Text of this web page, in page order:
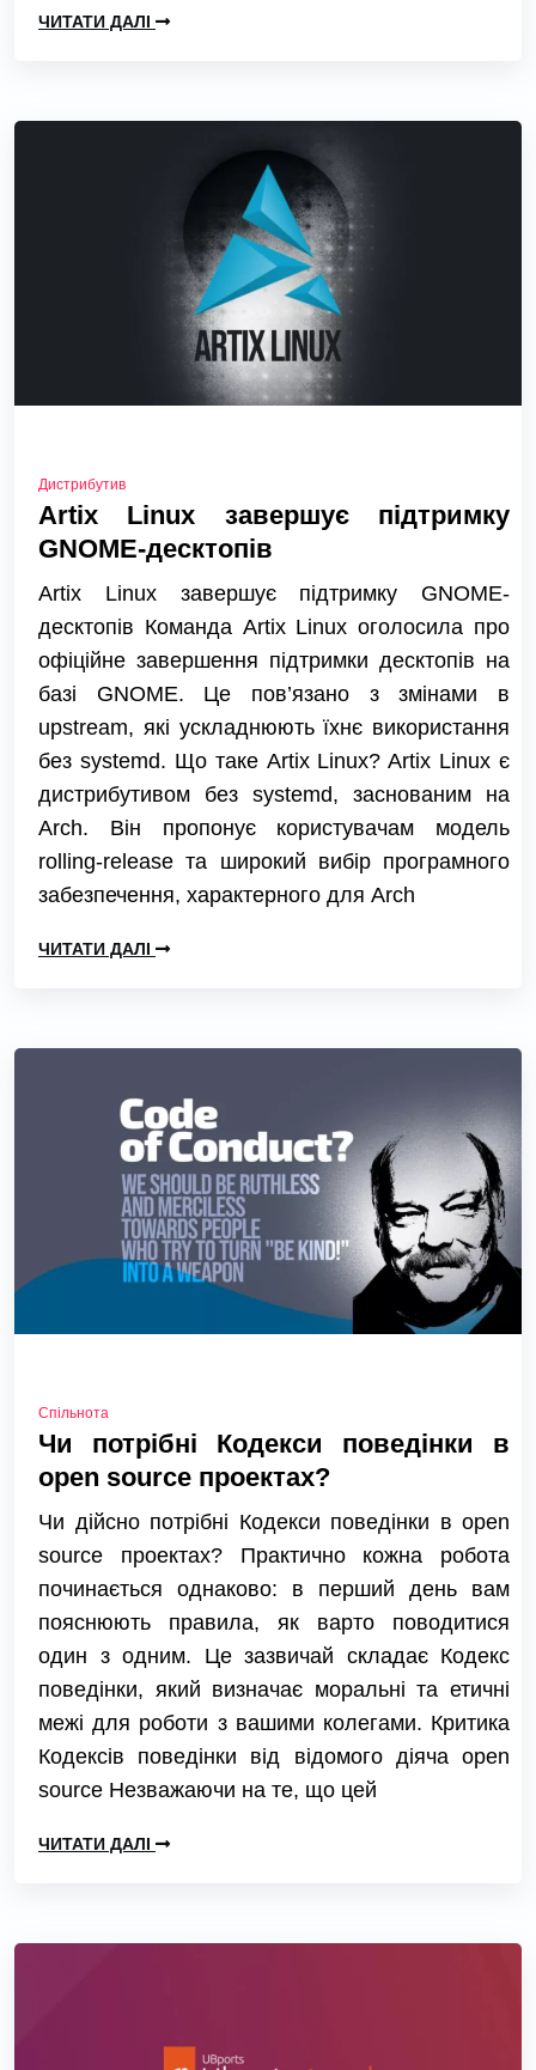
ЧИТАТИ ДАЛІ
Дистрибутив
Artix Linux завершує підтримку
GNOME-десктопів
Artix Linux завершує підтримку GNOME-
десктопів Команда Artix Linux оголосила про
офіційне завершення підтримки десктопів на
базі GNOME. Це пов’язано з змінами в
upstream, які ускладнюють їхнє використання
без systemd. Що таке Artix Linux? Artix Linux є
дистрибутивом без systemd, заснованим на
Arch. Він пропонує користувачам модель
rolling-release та широкий вибір програмного
забезпечення, характерного для Arch
ЧИТАТИ ДАЛІ
Спільнота
Чи потрібні Кодекси поведінки в
open source проектах?
Чи дійсно потрібні Кодекси поведінки в open
source проектах? Практично кожна робота
починається однаково: в перший день вам
пояснюють правила, як варто поводитися
один з одним. Це зазвичай складає Кодекс
поведінки, який визначає моральні та етичні
межі для роботи з вашими колегами. Критика
Кодексів поведінки від відомого діяча open
source Незважаючи на те, що цей
ЧИТАТИ ДАЛІ